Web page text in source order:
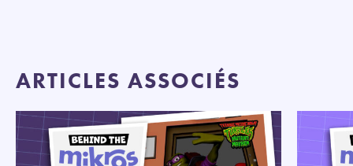
ARTICLES ASSOCIÉS